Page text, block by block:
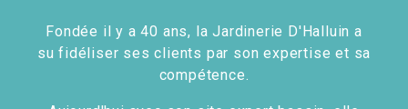
Fondée il y a 40 ans, la Jardinerie D'Halluin a
su fidéliser ses clients par son expertise et sa
compétence.